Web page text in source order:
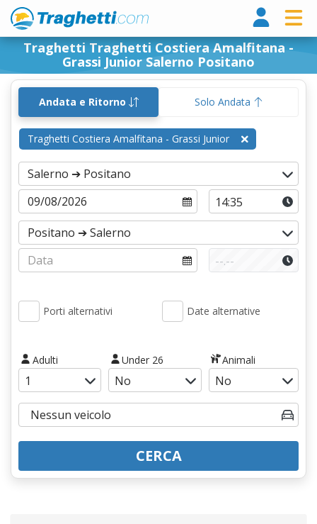
Traghetti Traghetti Costiera Amalfitana -
Grassi Junior Salerno Positano
Andata e Ritorno Solo Andata
Traghetti Costiera Amalfitana - Grassi Junior
Porti alternativi Date alternative
Adulti Under 26 Animali
CERCA